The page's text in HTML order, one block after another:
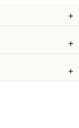
add
add
add